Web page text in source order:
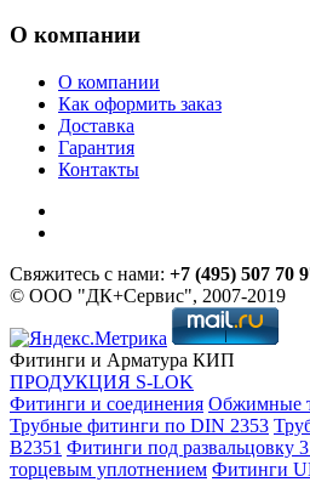
О компании
О компании
Как оформить заказ
Доставка
Гарантия
Контакты
Свяжитесь с нами: +7 (495) 507 70
© ООО "ДК+Сервис", 2007-2019
Фитинги и Арматура КИП
ПРОДУКЦИЯ S-LOK
Фитинги и соединения Обжимные
Трубные фитинги по DIN 2353
B2351 Фитинги под развальцовку
торцевым уплотнением Фитинги